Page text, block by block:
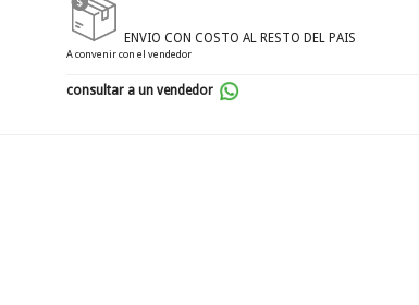
ENVIO CON COSTO AL RESTO DEL PAIS
A convenir con el vendedor
consultar a un vendedor